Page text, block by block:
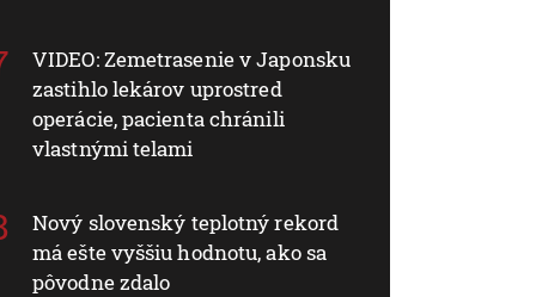
VIDEO: Zemetrasenie v Japonsku
zastihlo lekárov uprostred
operácie, pacienta chránili
vlastnými telami
Nový slovenský teplotný rekord
má ešte vyššiu hodnotu, ako sa
pôvodne zdalo